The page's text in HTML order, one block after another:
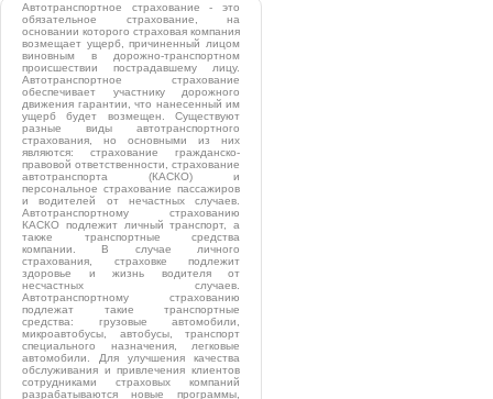
Автотранспортное страхование - это
обязательное страхование, на
основании которого страховая компания
возмещает ущерб, причиненный лицом
виновным в дорожно-транспортном
происшествии пострадавшему лицу.
Автотранспортное страхование
обеспечивает участнику дорожного
движения гарантии, что нанесенный им
ущерб будет возмещен. Существуют
разные виды автотранспортного
страхования, но основными из них
являются: страхование гражданско-
правовой ответственности, страхование
автотранспорта (КАСКО) и
персональное страхование пассажиров
и водителей от нечастных случаев.
Автотранспортному страхованию
КАСКО подлежит личный транспорт, а
также транспортные средства
компании. В случае личного
страхования, страховке подлежит
здоровье и жизнь водителя от
несчастных случаев.
Автотранспортному страхованию
подлежат такие транспортные
средства: грузовые автомобили,
микроавтобусы, автобусы, транспорт
специального назначения, легковые
автомобили. Для улучшения качества
обслуживания и привлечения клиентов
сотрудниками страховых компаний
разрабатываются новые программы,